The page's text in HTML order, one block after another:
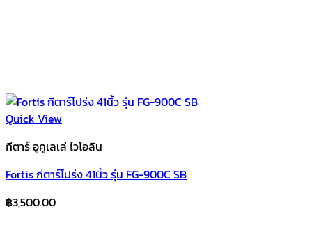
Quick View
กีตาร์ อูคูเลเล่ ไวโอลิน
Fortis กีตาร์โปร่ง 41นิ้ว รุ่น FG-900C SB
฿3,500.00